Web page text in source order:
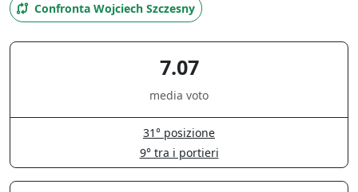
Confronta Wojciech Szczesny
7.07
media voto
31° posizione
9° tra i portieri